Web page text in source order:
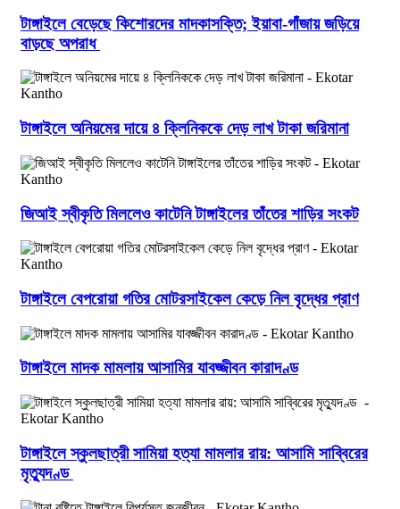
টাঙ্গাইলে বেড়েছে কিশোরদের মাদকাসক্তি; ইয়াবা-গাঁজায় জড়িয়ে
বাড়ছে অপরাধ
টাঙ্গাইলে অনিয়মের দায়ে ৪ ক্লিনিককে দেড় লাখ টাকা জরিমানা
জিআই স্বীকৃতি মিললেও কাটেনি টাঙ্গাইলের তাঁতের শাড়ির সংকট
টাঙ্গাইলে বেপরোয়া গতির মোটরসাইকেল কেড়ে নিল বৃদ্ধের প্রাণ
টাঙ্গাইলে মাদক মামলায় আসামির যাবজ্জীবন কারাদণ্ড
টাঙ্গাইলে স্কুলছাত্রী সামিয়া হত্যা মামলার রায়: আসামি সাব্বিরের
মৃত্যুদণ্ড